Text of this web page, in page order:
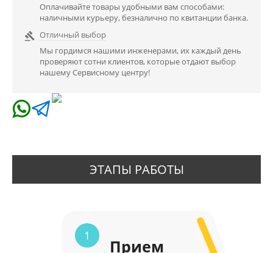
Оплачивайте товары удобными вам способами:
наличными курьеру, безналично по квитанции банка.
 Отличный выбор
Мы гордимся нашими инженерами, их каждый день
проверяют сотни клиентов, которые отдают выбор
нашему Сервисному центру!
ЭТАПЫ РАБОТЫ
1
Прием